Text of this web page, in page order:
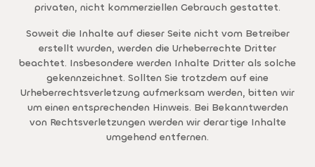
privaten, nicht kommerziellen Gebrauch gestattet.
Soweit die Inhalte auf dieser Seite nicht vom Betreiber
erstellt wurden, werden die Urheberrechte Dritter
beachtet. Insbesondere werden Inhalte Dritter als solche
gekennzeichnet. Sollten Sie trotzdem auf eine
Urheberrechtsverletzung aufmerksam werden, bitten wir
um einen entsprechenden Hinweis. Bei Bekanntwerden
von Rechtsverletzungen werden wir derartige Inhalte
umgehend entfernen.